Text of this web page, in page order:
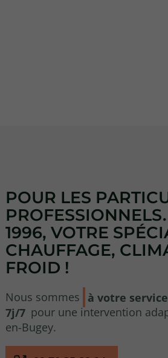
POUR LES
1996, VOTRE
CHAUFFAGE,
FROID !
Nous sommes
à votre
7j/7 pour une intervention
en-Bugey.